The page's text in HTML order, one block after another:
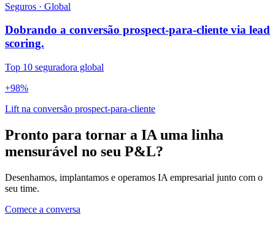
Seguros · Global
Dobrando a conversão prospect-para-cliente via lead
scoring.
Top 10 seguradora global
+98%
Lift na conversão prospect-para-cliente
Pronto para tornar a IA uma linha
mensurável no seu P&L?
Desenhamos, implantamos e operamos IA empresarial junto com o
seu time.
Comece a conversa